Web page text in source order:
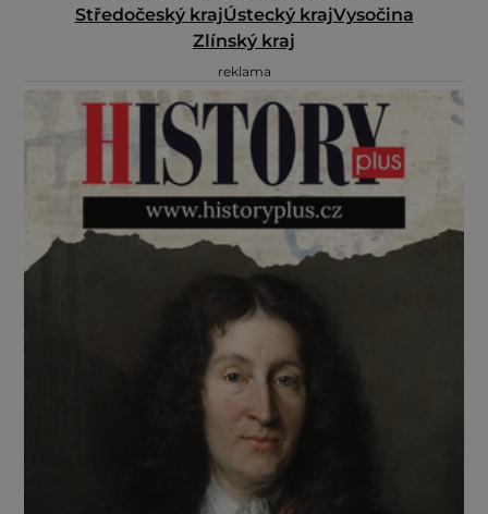
Středočeský krajÚstecký krajVysočina
Zlínský kraj
reklama